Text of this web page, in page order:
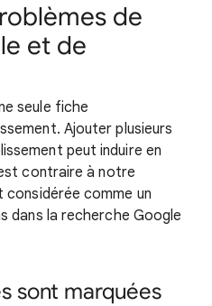
de
et de
seule fiche
Ajouter plusieurs
peut induire en
contraire à notre
considérée comme un
dans la recherche Google
sont marquées